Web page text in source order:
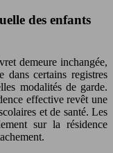
des enfants
demeure inchangée,
dans certains registres
modalités de garde.
effective revêt une
et de santé. Les
sur la résidence